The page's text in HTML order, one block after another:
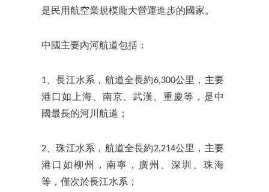
是民用航空業規模龐大營運進步的國家。
中國主要內河航道包括：
1、長江水系，航道全長約6,300公里，主要
港口如上海、南京、武漢、重慶等，是中
國最長的河川航道；
2、珠江水系，航道全長約2,214公里，主要
港口如柳州，南寧，廣州、深圳、珠海
等，僅次於長江水系；